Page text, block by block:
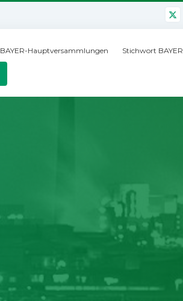
BAYER-Hauptversammlungen Stichwort BAYER